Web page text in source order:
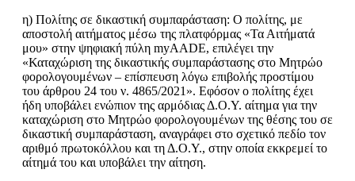
η) Πολίτης σε δικαστική συμπαράσταση: Ο πολίτης, με
αποστολή αιτήματος μέσω της πλατφόρμας «Τα Αιτήματά
μου» στην ψηφιακή πύλη myAADE, επιλέγει την
«Καταχώριση της δικαστικής συμπαράστασης στο Μητρώο
φορολογουμένων – επίσπευση λόγω επιβολής προστίμου
του άρθρου 24 του ν. 4865/2021». Εφόσον ο πολίτης έχει
ήδη υποβάλει ενώπιον της αρμόδιας Δ.Ο.Υ. αίτημα για την
καταχώριση στο Μητρώο φορολογουμένων της θέσης του σε
δικαστική συμπαράσταση, αναγράφει στο σχετικό πεδίο τον
αριθμό πρωτοκόλλου και τη Δ.Ο.Υ., στην οποία εκκρεμεί το
αίτημά του και υποβάλει την αίτηση.